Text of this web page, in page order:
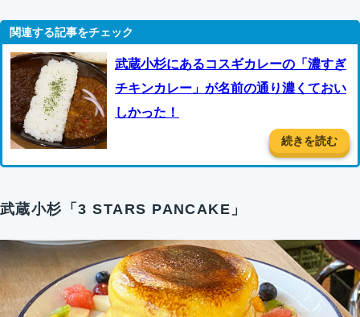
武蔵小杉にあるコスギカレーの「濃すぎ
チキンカレー」が名前の通り濃くておい
しかった！
続きを読む
武蔵小杉「3 STARS PANCAKE」